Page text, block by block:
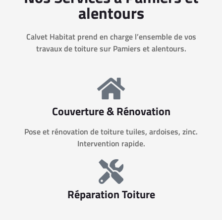
alentours
Calvet Habitat prend en charge l’ensemble de vos
travaux de toiture sur Pamiers et alentours.
Couverture & Rénovation
Pose et rénovation de toiture tuiles, ardoises, zinc.
Intervention rapide.
Réparation Toiture